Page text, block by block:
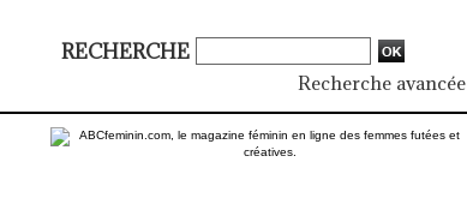
RECHERCHE
Recherche avancée